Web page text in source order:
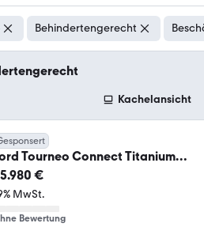
Behindertengerecht
Kachelansicht
Tourneo Connect Titanium
€
MwSt.
Bewertung